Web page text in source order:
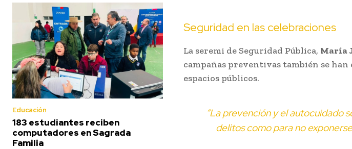
Educación
183 estudiantes reciben
computadores en Sagrada
Familia
Seguridad en las celebraciones
La seremi de Seguridad Pública, María
campañas preventivas también se
espacios públicos.
“La prevención y el autocuidado
delitos como para no